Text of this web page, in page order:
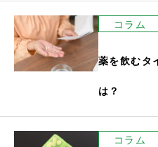
コラム
薬を飲むタ
は？
コラム